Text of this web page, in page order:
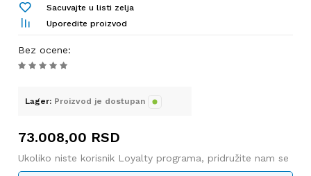
Sacuvajte u listi zelja
Uporedite proizvod
Bez ocene:
Lager: Proizvod je dostupan
73.008,00 RSD
Ukoliko niste korisnik Loyalty programa, pridružite nam se